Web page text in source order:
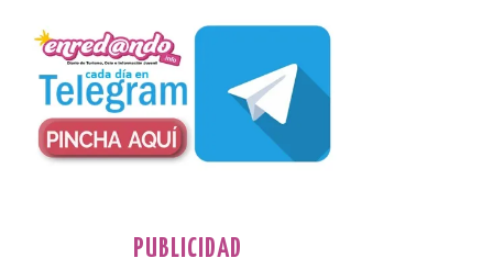
La Consejería de
Industria, Universidades,
Empleo y Comercio
destina 8,75 millones de
euros al programa JOVEL
desempleados inscritos en el Sistema
PUBLICIDAD